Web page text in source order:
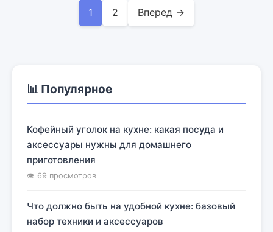
1 2 Вперед →
📊 Популярное
Кофейный уголок на кухне: какая посуда и
аксессуары нужны для домашнего
приготовления
👁 69 просмотров
Что должно быть на удобной кухне: базовый
набор техники и аксессуаров